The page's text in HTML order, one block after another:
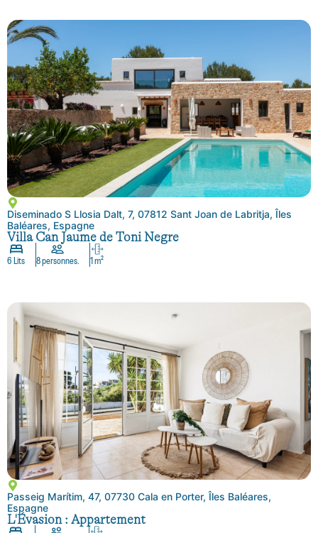
Diseminado S Llosia Dalt, 7, 07812 Sant Joan de Labritja, Îles
Baléares, Espagne
Villa Can Jaume de Toni Negre
6 Lits 8 personnes. 1 m²
Passeig Marítim, 47, 07730 Cala en Porter, Îles Baléares,
Espagne
L'Évasion : Appartement